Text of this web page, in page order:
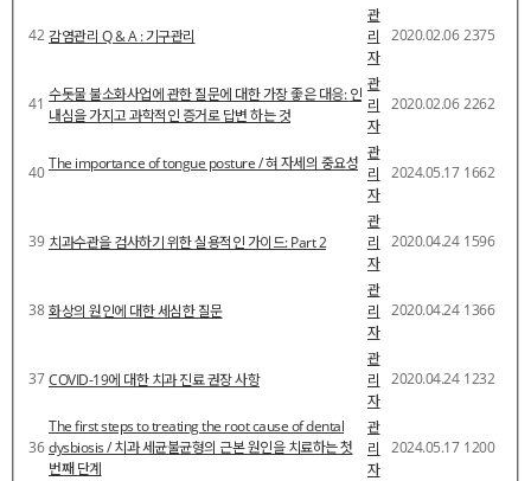
42 감염관리 Q & A : 기구관리
관
리
자
2020.02.06 2375
41 수돗물 불소화사업에 관한 질문에 대한 가장 좋은 대응: 인
내심을 가지고 과학적인 증거로 답변 하는 것
관
리
자
2020.02.06 2262
40 The importance of tongue posture / 혀 자세의 중요성
관
리
자
2024.05.17 1662
39 치과수관을 검사하기 위한 실용적인 가이드: Part 2
관
리
자
2020.04.24 1596
38 화상의 원인에 대한 세심한 질문
관
리
자
2020.04.24 1366
37 COVID-19에 대한 치과 진료 권장 사항
관
리
자
2020.04.24 1232
36
The first steps to treating the root cause of dental
dysbiosis / 치과 세균불균형의 근본 원인을 치료하는 첫
번째 단계
관
리
자
2024.05.17 1200